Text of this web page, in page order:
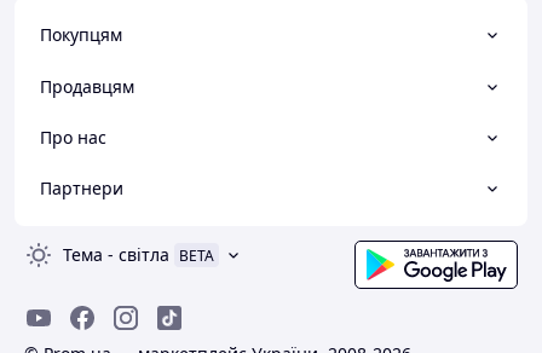
Покупцям
Продавцям
Про нас
Партнери
Тема - світла BETA